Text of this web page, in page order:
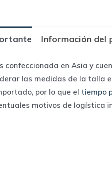
Información del
confeccionada en Asia y
las medidas de la talla
por lo que el tiempo
motivos de logística